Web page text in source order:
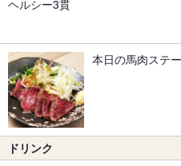
ヘルシー3貫
本日の馬肉ステ
ドリンク